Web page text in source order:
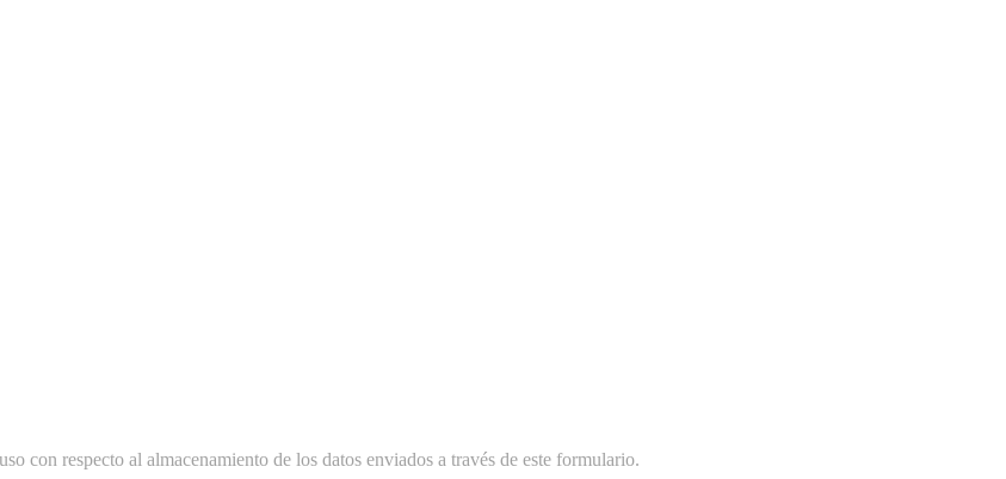
con respecto al almacenamiento de los datos enviados a través de este formulario.